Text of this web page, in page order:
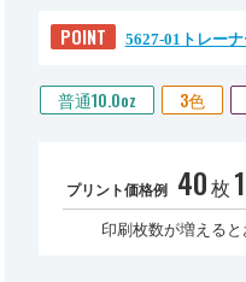
POINT 5627-01トレー
普通10.0oz 3色
プリント価格例 40 枚 1
印刷枚数が増える